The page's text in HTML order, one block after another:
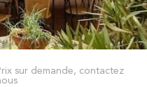
sur demande, contactez